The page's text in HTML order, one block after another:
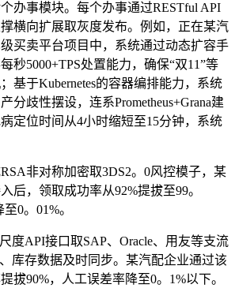
办事模块。每个办事通过RESTful API
横向扩展取灰度发布。例如，正在某汽
买卖平台项目中，系统通过动态扩容手
秒5000+TPS处置能力，确保“双11”等
基于Kubernetes的容器编排能力，系统
分歧性摆设，连系Prometheus+Grana建
定位时间从4小时缩短至15分钟，系统
非对称加密取3DS2。0风控模子，某
后，领取成功率从92%提拔至99。
0。01%。
API接口取SAP、Oracle、用友等支流
库存数据及时同步。某汽配企业通过该
拔90%，人工误差率降至0。1%以下。